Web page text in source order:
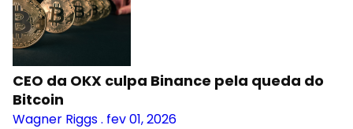
CEO da OKX culpa Binance pela queda do
Bitcoin
Wagner Riggs. fev 01, 2026